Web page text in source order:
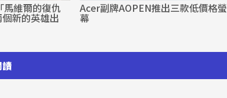
馬維爾的復仇
新的英雄出
Acer副牌AOPEN推出三款低價格螢
幕